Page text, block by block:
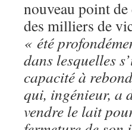
nouveau point
des milliers de
« été
dans lesquelles
capacité à
qui, ingénieur, a
vendre le lait